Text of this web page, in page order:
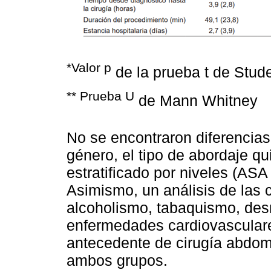
*Valor p de la prueba t de
** Prueba U de Mann Whitney
No se encontraron
género, el tipo de abordaje
estratificado por niveles
Asimismo, un análisis de las
alcoholismo, tabaquismo,
enfermedades
antecedente de cirugía
ambos grupos.